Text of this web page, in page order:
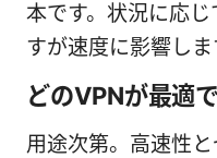
本です。状況に応
すが速度に影響しま
どのVPNが最適
用途次第。高速性と